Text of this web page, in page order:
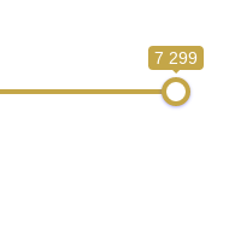
7 299